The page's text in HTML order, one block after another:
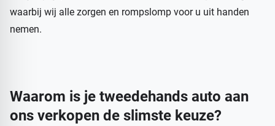
waarbij wij alle zorgen en rompslomp voor u uit handen
nemen.
Waarom is je tweedehands auto aan
ons verkopen de slimste keuze?